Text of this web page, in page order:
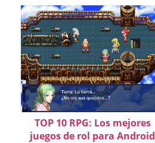
TOP 10 RPG: Los mejores
juegos de rol para Android